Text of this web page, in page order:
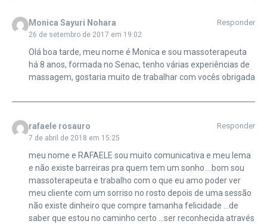
Monica Sayuri Nohara
26 de setembro de 2017 em 19:02
Responder
Olá boa tarde, meu nome é Monica e sou massoterapeuta
há 8 anos, formada no Senac, tenho várias experiências de
massagem, gostaria muito de trabalhar com vocês obrigada
rafaele rosauro
7 de abril de 2018 em 15:25
Responder
meu nome e RAFAELE sou muito comunicativa e meu lema
e não existe barreiras pra quem tem um sonho …bom sou
massoterapeuta e trabalho com o que eu amo poder ver
meu cliente com um sorriso no rosto depois de uma sessão
não existe dinheiro que compre tamanha felicidade …de
saber que estou no caminho certo …ser reconhecida através